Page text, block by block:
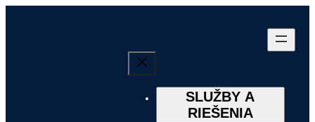
SLUŽBY A
RIEŠENIA